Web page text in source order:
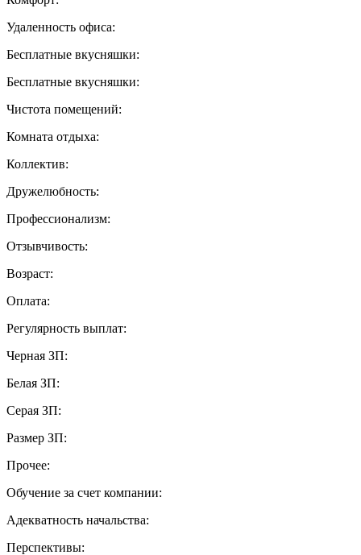
Удаленность офиса:
Бесплатные вкусняшки:
Бесплатные вкусняшки:
Чистота помещений:
Комната отдыха:
Коллектив:
Дружелюбность:
Профессионализм:
Отзывчивость:
Возраст:
Оплата:
Регулярность выплат:
Черная ЗП:
Белая ЗП:
Серая ЗП:
Размер ЗП:
Прочее:
Обучение за счет компании:
Адекватность начальства:
Перспективы: